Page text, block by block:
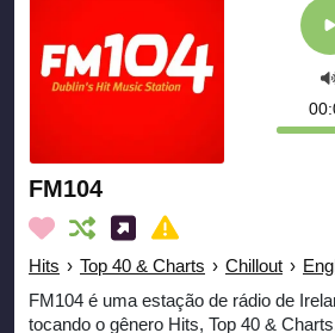
FM104
Hits › Top 40 & Charts › Chillout ›
FM104 é uma estação de rádio de
tocando o gênero Hits, Top 40 &